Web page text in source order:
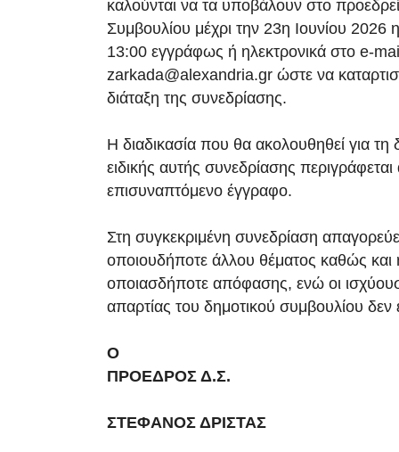
καλούνται να τα υποβάλουν στο
Συμβουλίου μέχρι την 23η Ιουνίου 2026
13:00 εγγράφως ή ηλεκτρονικά στο e-
zarkada@alexandria.gr ώστε να
διάταξη της συνεδρίασης.
Η διαδικασία που θα ακολουθηθεί για τη
ειδικής αυτής συνεδρίασης
επισυναπτόμενο έγγραφο.
Στη συγκεκριμένη συνεδρίαση
οποιουδήποτε άλλου θέματος καθώς
οποιασδήποτε απόφασης, ενώ οι
απαρτίας του δημοτικού συμβουλίου δεν
Ο
ΠΡΟΕΔΡΟΣ Δ.Σ.
ΣΤΕΦΑΝΟΣ ΔΡΙΣΤΑΣ